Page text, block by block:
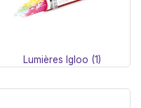
Lumières Igloo (1)